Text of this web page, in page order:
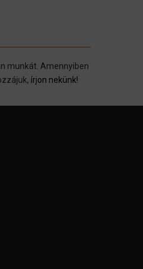
munkát. Amennyiben
írjon nekünk!